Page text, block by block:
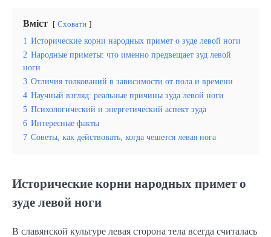
Вміст Сховати
1 Исторические корни народных примет о зуде левой ноги
2 Народные приметы: что именно предвещает зуд левой
ноги
3 Отличия толкований в зависимости от пола и времени
4 Научный взгляд: реальные причины зуда левой ноги
5 Психологический и энергетический аспект зуда
6 Интересные факты
7 Советы, как действовать, когда чешется левая нога
Исторические корни народных примет о
зуде левой ноги
В славянской культуре левая сторона тела всегда считалась